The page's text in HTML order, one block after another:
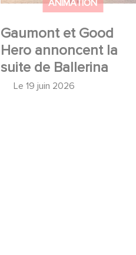
ANIMATION
Gaumont et Good
Hero annoncent la
suite de Ballerina
Le 19 juin 2026